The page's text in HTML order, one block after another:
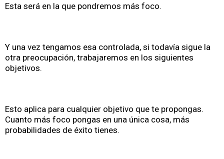
Esta será en la que pondremos más foco.
Y una vez tengamos esa controlada, si todavía sigue la
otra preocupación, trabajaremos en los siguientes
objetivos.
Esto aplica para cualquier objetivo que te propongas.
Cuanto más foco pongas en una única cosa, más
probabilidades de éxito tienes.